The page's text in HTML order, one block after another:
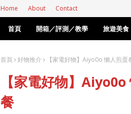
Home About Contact
首頁 開箱／評測／教學 旅遊美食
首頁 好物推介 【家電好物】Aiyo0o 懶人煎
【家電好物】
餐